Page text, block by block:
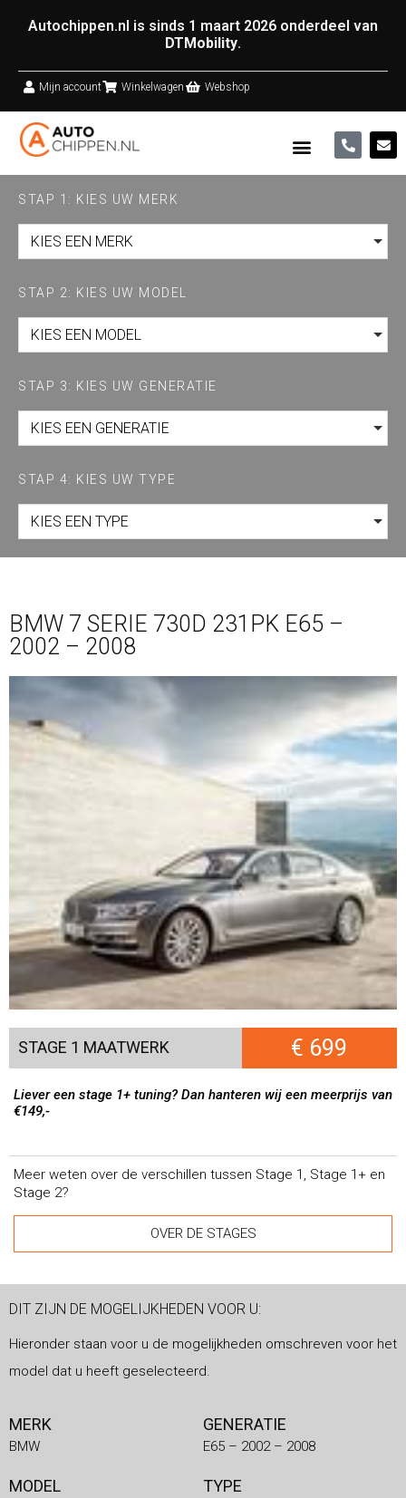
Autochippen.nl is sinds 1 maart 2026 onderdeel van
DTMobility.
Mijn account Winkelwagen Webshop
STAP 1: KIES UW MERK
KIES EEN MERK
STAP 2: KIES UW MODEL
KIES EEN MODEL
STAP 3: KIES UW GENERATIE
KIES EEN GENERATIE
STAP 4: KIES UW TYPE
KIES EEN TYPE
BMW 7 SERIE 730D 231PK E65 –
2002 – 2008
STAGE 1 MAATWERK € 699
Liever een stage 1+ tuning? Dan hanteren wij een meerprijs van
€149,-
Meer weten over de verschillen tussen Stage 1, Stage 1+ en
Stage 2?
OVER DE STAGES
DIT ZIJN DE MOGELIJKHEDEN VOOR U:
Hieronder staan voor u de mogelijkheden omschreven voor het
model dat u heeft geselecteerd.
MERK
BMW
GENERATIE
E65 – 2002 – 2008
MODEL TYPE